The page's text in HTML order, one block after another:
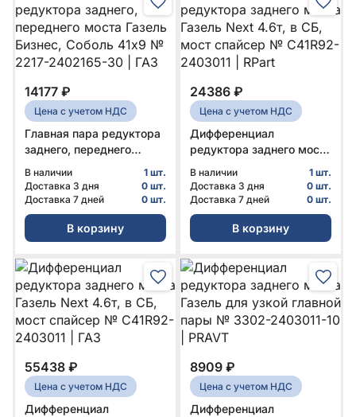
14177 ₽
Цена с учетом НДС
Главная пара редуктора
заднего, переднего
Соболь 41x9 № 2217-
2402165-30 | ГАЗ
В наличии
1 шт.
Доставка 3 дня
0 шт.
Доставка 7 дней
0 шт.
В корзину
24386 ₽
Цена с учетом НДС
Дифференциал
редуктора заднего моста
мост спайсер № С41R92-
2403011 | RPart
В наличии
1 шт.
Доставка 3 дня
0 шт.
Доставка 7 дней
0 шт.
В корзину
55438 ₽
Цена с учетом НДС
Дифференциал
8909 ₽
Цена с учетом НДС
Дифференциал